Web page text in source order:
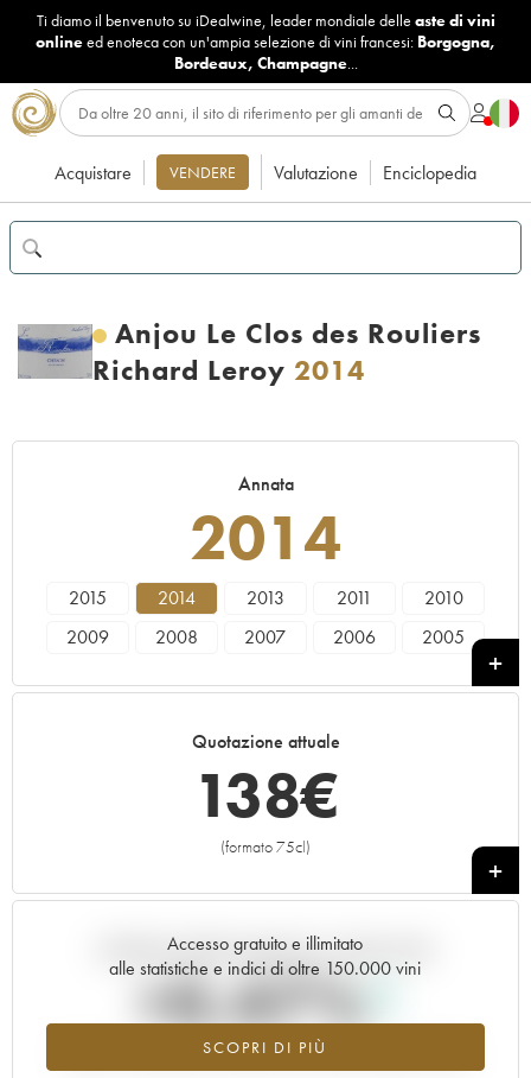
Ti diamo il benvenuto su iDealwine, leader mondiale delle aste di vini
onlineed enoteca con un'ampia selezione di vini francesi: Borgogna,
Bordeaux, Champagne...
Acquistare VENDERE Valutazione Enciclopedia
Anjou Le Clos des Rouliers
Richard Leroy 2014
Annata
2014
2015 2014 2013 2011
2010
2009
2008 2007 2006
2005
Quotazione attuale
138€
(formato 75cl)
+
Accesso gratuito e illimitato
alle statistiche e indici di oltre 150.000 vini
SCOPRI DI PIÙ
Andamento della quotazione in tempo reale
+0.47%
Valore in aumento per l'annata 2014 nel 2026 rispetto al 2025